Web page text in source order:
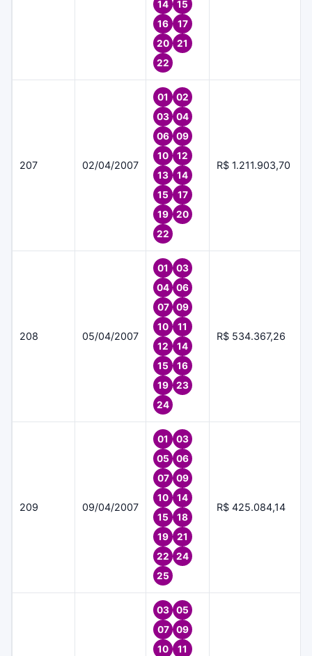
14
15
16
17
20
21
22
207 02/04/2007
01
02
03
04
06
09
10
12
13
14
15
17
19
20
22
R$ 1.211.903,70
208 05/04/2007
01
03
04
06
07
09
10
11
12
14
15
16
19
23
24
R$ 534.367,26
209 09/04/2007
01
03
05
06
07
09
10
14
15
18
19
21
22
24
25
R$ 425.084,14
03
05
07
09
10
11